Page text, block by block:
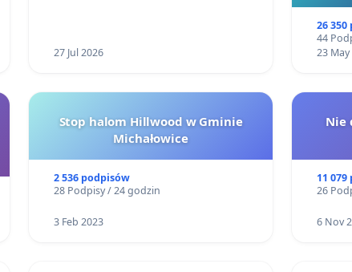
27 Jul 2026
26
44
23 May
Stop halom Hillwood w Gminie
Michałowice
2 536 podpisów
28 Podpisy / 24 godzin
3 Feb 2023
Nie
11
26
6 Nov